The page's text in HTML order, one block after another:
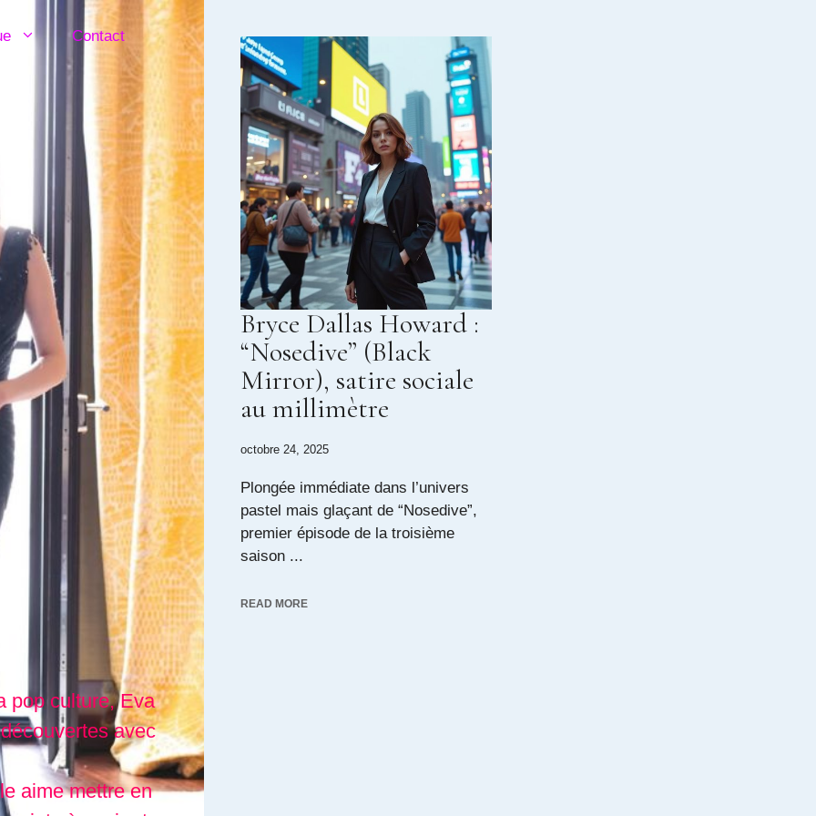
Contact
pop culture, Eva
avec
aime mettre en
Bryce Dallas Howard :
“Nosedive” (Black
Mirror), satire sociale
au millimètre
octobre 24, 2025
Plongée immédiate dans l’univers
pastel mais glaçant de “Nosedive”,
premier épisode de la troisième
saison ...
READ MORE